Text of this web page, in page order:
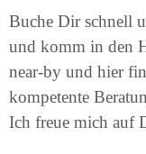
Buche Dir schnell
und komm in den
near-by und hier
kompetente
Ich freue mich auf